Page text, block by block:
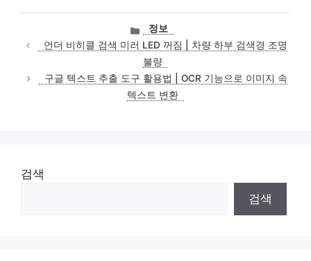
카
테
고
리
정보
언더 비히클 검색 미러 LED 꺼짐 | 차량 하부 검색경 조명
불량
구글 텍스트 추출 도구 활용법 | OCR 기능으로 이미지 속
텍스트 변환
검색
검색